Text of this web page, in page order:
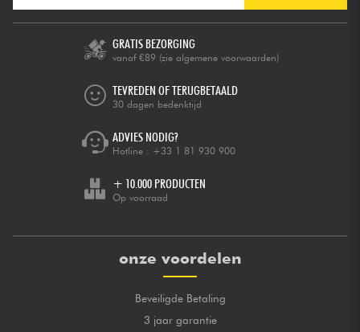
GRATIS BEZORGING
vanaf €89 (zie algemene voorwaarden)
TEVREDEN OF TERUGBETAALD
30 dagen bedenktijd
ADVIES NODIG?
Hotline : +33 1 81 930 900
+ 10.000 PRODUCTEN
Op voorraad
onze voordelen
Beveiligde Betaling
3 jaar garantie